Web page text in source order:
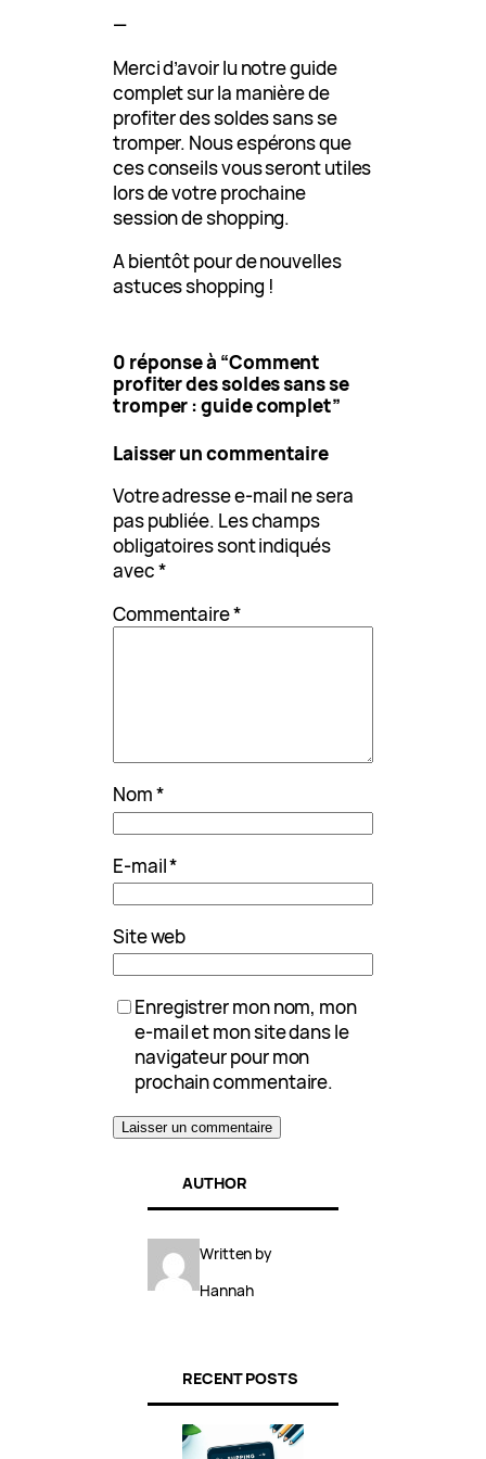
—
Merci d’avoir lu notre guide
complet sur la manière de
profiter des soldes sans se
tromper. Nous espérons que
ces conseils vous seront utiles
lors de votre prochaine
session de shopping.
A bientôt pour de nouvelles
astuces shopping !
0 réponse à “Comment
profiter des soldes sans se
tromper : guide complet”
Laisser un commentaire
Votre adresse e-mail ne sera
pas publiée. Les champs
obligatoires sont indiqués
avec*
Commentaire*
Nom*
E-mail*
Site web
Enregistrer mon nom, mon
e-mail et mon site dans le
navigateur pour mon
prochain commentaire.
AUTHOR
Written by
Hannah
RECENT POSTS